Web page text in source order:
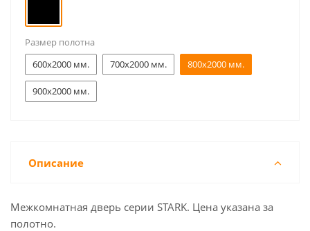
Размер полотна
600x2000 мм.
700x2000 мм. 800x2000 мм.
900x2000 мм.
Описание
Межкомнатная дверь серии STARK. Цена указана за
полотно.